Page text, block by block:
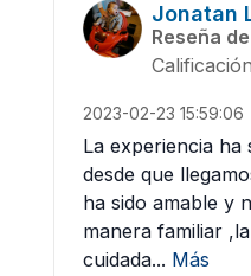
Jonatan
Reseña
2023-02-23 15:59:06
La experiencia ha
desde que
ha sido amable y
manera familiar
cuidada... Más